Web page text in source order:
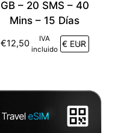
GB – 20 SMS – 40
Mins – 15 Días
€12,50
IVA
incluido